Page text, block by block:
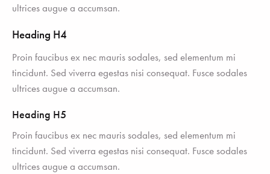
ultrices augue a accumsan.
Heading H4
Proin faucibus ex nec mauris sodales, sed elementum mi
tincidunt. Sed viverra egestas nisi consequat. Fusce sodales
ultrices augue a accumsan.
Heading H5
Proin faucibus ex nec mauris sodales, sed elementum mi
tincidunt. Sed viverra egestas nisi consequat. Fusce sodales
ultrices augue a accumsan.